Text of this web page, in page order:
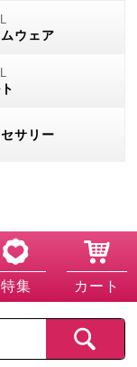
ウェア
サリー
特集 カート